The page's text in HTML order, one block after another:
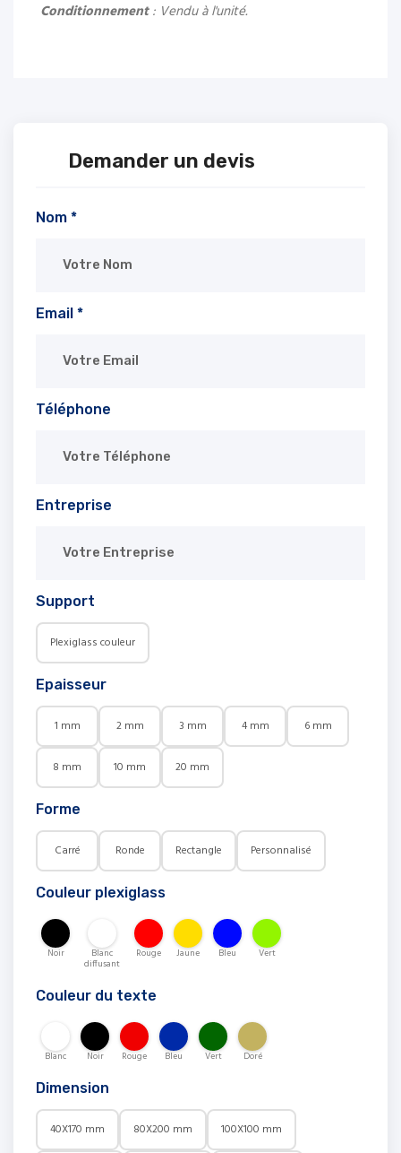
Conditionnement: Vendu à l'unité.
Demander un devis
Nom *
Email *
Téléphone
Entreprise
Support
Plexiglass couleur
Epaisseur
1 mm 2 mm 3 mm 4 mm 6 mm
8 mm 10 mm 20 mm
Forme
Carré Ronde Rectangle Personnalisé
Couleur plexiglass
Noir Blanc
diffusant
Rouge Jaune Bleu Vert
Couleur du texte
Blanc Noir Rouge Bleu Vert Doré
Dimension
40X170 mm 80X200 mm 100X100 mm